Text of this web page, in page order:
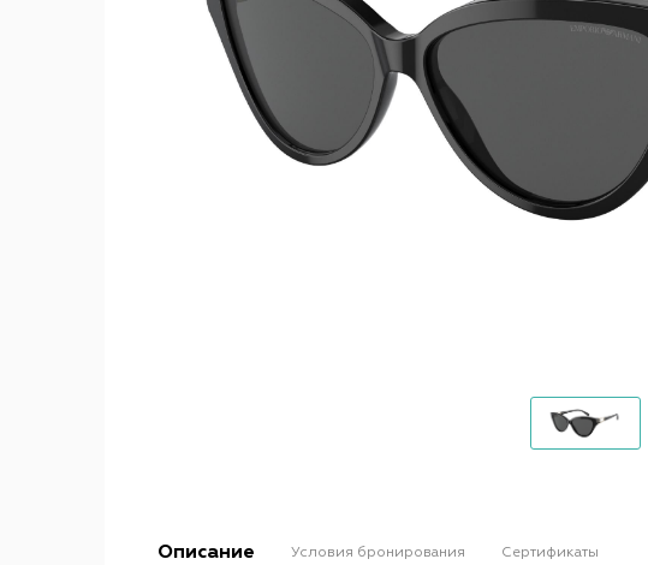
Описание Условия бронирования Сертификаты